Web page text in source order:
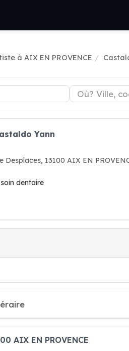
à AIX EN PROVENCE
Yann
Desplaces, 13100 AIX EN
dentaire
AIX EN PROVENCE